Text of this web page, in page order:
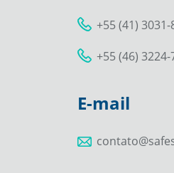
+55 (41) 3031-
+55 (46) 3224-
E-mail